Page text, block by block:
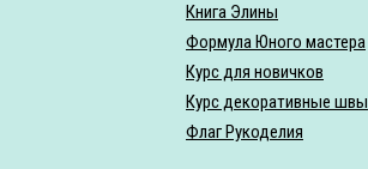
Книга Элины
Формула Юного мастера
Курс для новичков
Курс декоративные швы
Флаг Рукоделия